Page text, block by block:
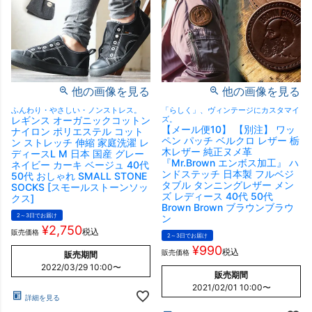
他の画像を見る
ふんわり・やさしい・ノンストレス。
レギンス オーガニックコットン
ナイロン ポリエステル コット
ン ストレッチ 伸縮 家庭洗濯 レ
ディースL M 日本 国産 グレー
ネイビー カーキ ベージュ 40代
50代 おしゃれ SMALL STONE
SOCKS [スモールストーンソッ
クス]
2～3日でお届け
販売価格 ¥2,750税込
販売期間
2022/03/29 10:00〜
詳細を見る
他の画像を見る
「らしく」、ヴィンテージにカスタマイ
ズ。
【メール便10】 【別注】 ワッ
ペン パッチ ベルクロ レザー 栃
木レザー 純正ヌメ革
『Mr.Brown エンボス加工』 ハ
ンドステッチ 日本製 フルベジ
タブル タンニングレザー メン
ズ レディース 40代 50代
Brown Brown ブラウンブラウ
ン
2～3日でお届け
販売価格 ¥990税込
販売期間
2021/02/01 10:00〜